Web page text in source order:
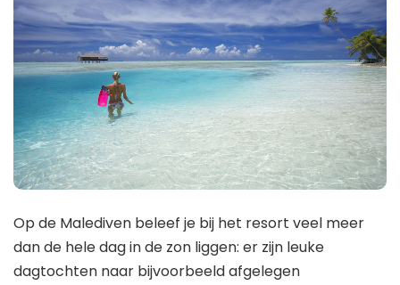
Op de Malediven beleef je bij het resort veel meer
dan de hele dag in de zon liggen: er zijn leuke
dagtochten naar bijvoorbeeld afgelegen